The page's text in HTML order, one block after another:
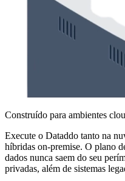
Construído para ambientes
Execute o Dataddo tanto na
híbridas on-premise. O plano
dados nunca saem do seu
privadas, além de sistemas